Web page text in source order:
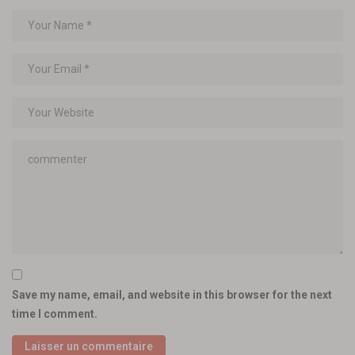
Save my name, email, and website in this browser for the next
time I comment.